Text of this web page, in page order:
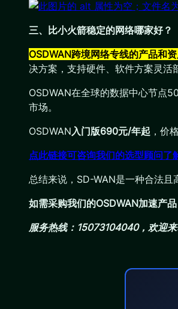
三、比小火箭稳定的网络哪家好？
OSDWAN跨境网络专线的产品和
决方案，支持硬件、软件方案灵活
OSDWAN在全球的数据中心节点
市场。
OSDWAN 入门版690元/年起 ，价
点此链接可咨询我们的选型顾问了
总结来说，SD-WAN是一种合法且
如需采购我们的OSDWAN加速产
服务热线：15073104040，欢迎来